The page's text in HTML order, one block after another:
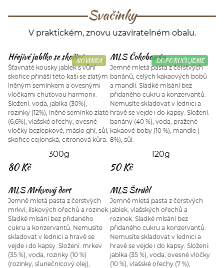
Svačinky
V praktickém, znovu uzavíratelném obalu.
NOVINKA
Hřejivé jablko se skořicí
Šťavnaté kousky jablek s vůní
skořice přináší této kaši se zlatým
lněným semínkem a ovesnými
vločkami chuťovou harmonii.
Složení: voda, jablka (30%),
rozinky (12%), lněné semínko zlaté
(6,6%), vlašské ořechy, ovesné
vločky bezlepkové, máslo ghí, sůl,
skořice cejlonská, citronová kůra.
300g
80 Kč
DOPORUČUJEME
MLS Čokobanán
Jemně mletá pasta z čerstvých
banánů, celých kakaových bobů
a mandlí. Sladké mlsání bez
přidaného cukru a konzervantů.
Nemusíte skladovat v lednici a
hravě se vejde i do kapsy. Složení:
banány (40 %), voda, pražené
kakaové boby (10 %), mandle (
8%), sůl.
120g
50 Kč
MLS Mrkvový dort
Jemně mletá pasta z čerstvých
mrkví, lískových ořechů a rozinek.
Sladké mlsání bez přidaného
cukru a konzervantů. Nemusíte
skladovat v lednici a hravě se
vejde i do kapsy. Složení: mrkev
(35 %), voda, rozinky (10 %)
(rozinky, slunečnicový olej),
MLS Štrúdl
Jemně mletá pasta z čerstvých
jablek, vlašských ořechů a
rozinek. Sladké mlsání bez
přidaného cukru a konzervantů.
Nemusíte skladovat v lednici a
hravě se vejde i do kapsy. Složení:
jablka (35 %), voda, ovesné vločky
(10 %), vlašské ořechy (7 %),